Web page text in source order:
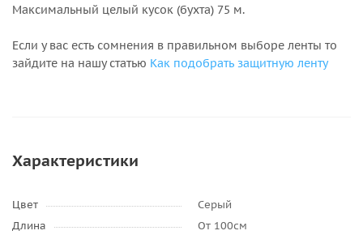
Максимальный целый кусок (бухта) 75 м.
Если у вас есть сомнения в правильном выборе ленты то
зайдите на нашу статью Как подобрать защитную ленту
Характеристики
Цвет
Серый
Длина
От 100см